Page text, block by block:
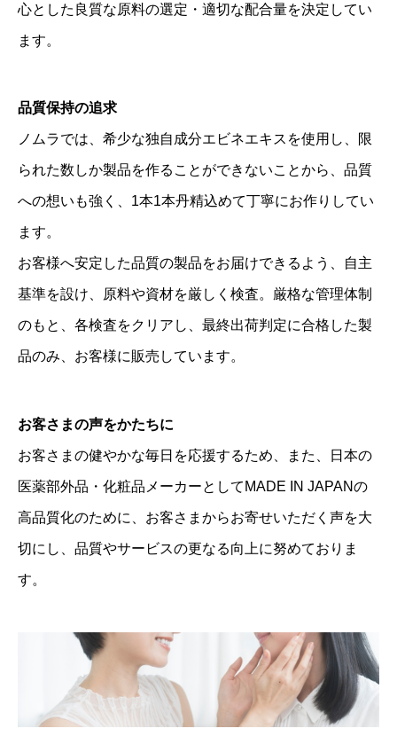
心とした良質な原料の選定・適切な配合量を決定してい
ます。
品質保持の追求
ノムラでは、希少な独自成分エビネエキスを使用し、限
られた数しか製品を作ることができないことから、品質
への想いも強く、1本1本丹精込めて丁寧にお作りしてい
ます。
お客様へ安定した品質の製品をお届けできるよう、自主
基準を設け、原料や資材を厳しく検査。厳格な管理体制
のもと、各検査をクリアし、最終出荷判定に合格した製
品のみ、お客様に販売しています。
お客さまの声をかたちに
お客さまの健やかな毎日を応援するため、また、日本の
医薬部外品・化粧品メーカーとしてMADE IN JAPANの
高品質化のために、お客さまからお寄せいただく声を大
切にし、品質やサービスの更なる向上に努めておりま
す。